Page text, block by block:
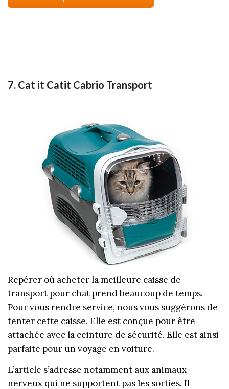
7. Cat it Catit Cabrio Transport
Repérer où acheter la meilleure caisse de
transport pour chat prend beaucoup de temps.
Pour vous rendre service, nous vous suggérons de
tenter cette caisse. Elle est conçue pour être
attachée avec la ceinture de sécurité. Elle est ainsi
parfaite pour un voyage en voiture.
L’article s’adresse notamment aux animaux
nerveux qui ne supportent pas les sorties. Il